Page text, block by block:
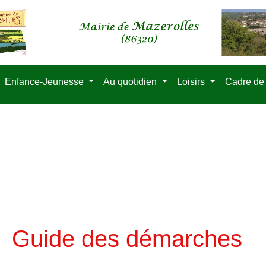
Enfance-Jeunesse Au quotidien Loisirs Cadre
Guide des démarches